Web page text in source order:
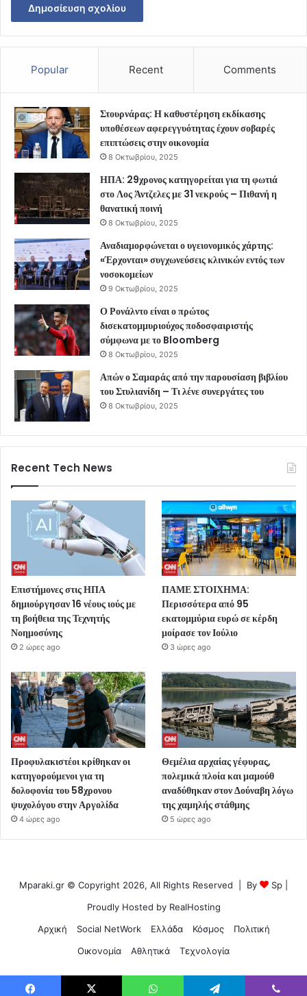
Popular Recent Comments
Στουρνάρας: Η καθυστέρηση εκδίκασης
υποθέσεων αφερεγγυότητας έχουν σοβαρές
επιπτώσεις στην οικονομία
8 Οκτωβρίου, 2025
ΗΠΑ: 29χρονος κατηγορείται για τη φωτιά
στο Λος Άντζελες με 31 νεκρούς – Πιθανή η
θανατική ποινή
8 Οκτωβρίου, 2025
Αναδιαμορφώνεται ο υγειονομικός χάρτης:
«Έρχονται» συγχωνεύσεις κλινικών εντός των
νοσοκομείων
9 Οκτωβρίου, 2025
Ο Ρονάλντο είναι ο πρώτος
δισεκατομμυριούχος ποδοσφαιριστής
σύμφωνα με το Bloomberg
8 Οκτωβρίου, 2025
Απών ο Σαμαράς από την παρουσίαση βιβλίου
του Στυλιανίδη – Τι λένε συνεργάτες του
8 Οκτωβρίου, 2025
Recent Tech News
Επιστήμονες στις ΗΠΑ
δημιούργησαν 16 νέους ιούς με
τη βοήθεια της Τεχνητής
Νοημοσύνης
2 ώρες ago
ΠΑΜΕ ΣΤΟΙΧΗΜΑ:
Περισσότερα από 95
εκατομμύρια ευρώ σε κέρδη
μοίρασε τον Ιούλιο
3 ώρες ago
Προφυλακιστέοι κρίθηκαν οι
κατηγορούμενοι για τη
δολοφονία του 58χρονου
ψυχολόγου στην Αργολίδα
4 ώρες ago
Θεμέλια αρχαίας γέφυρας,
πολεμικά πλοία και μαμούθ
αναδύθηκαν στον Δούναβη λόγω
της χαμηλής στάθμης
5 ώρες ago
Mparaki.gr © Copyright 2026, All Rights Reserved | By Sp
Proudly Hosted by RealHosting
Αρχική
Social NetWork Ελλάδα Κόσμος
Πολιτική
Οικονομία
Αθλητικά Τεχνολογία